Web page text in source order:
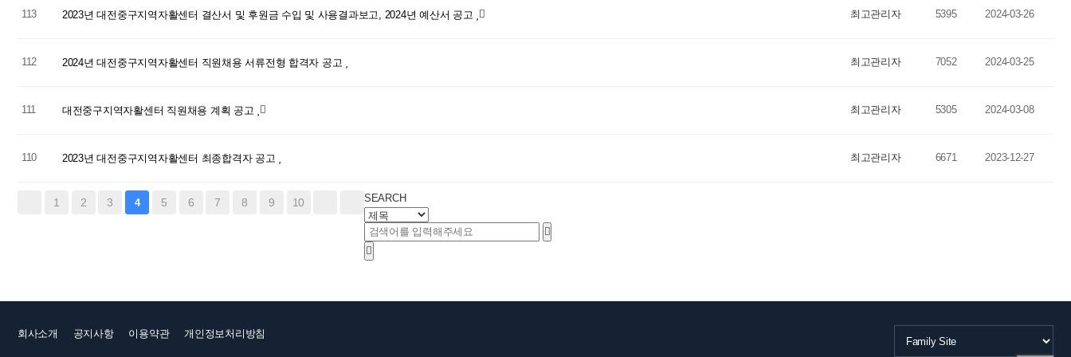
113 2023년 대전중구지역자활센터 결산서 및 후원금 수입 및 사용결과보고, 2024년 예산서 공고 최고관리자 5395 2024-03-26
112 2024년 대전중구지역자활센터 직원채용 서류전형 합격자 공고 최고관리자 7052 2024-03-25
111 대전중구지역자활센터 직원채용 계획 공고 최고관리자 5305 2024-03-08
110 2023년 대전중구지역자활센터 최종합격자 공고 최고관리자 6671 2023-12-27
1 2 3 4 5 6 7 8 9 10 SEARCH
회사소개 공지사항 이용약관 개인정보처리방침